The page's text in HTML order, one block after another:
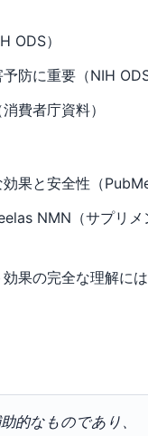
ODS）
防に重要（NIH
費者庁資料）
果と安全性（
NMN（サプリ
果の完全な理解に
的なものであり、